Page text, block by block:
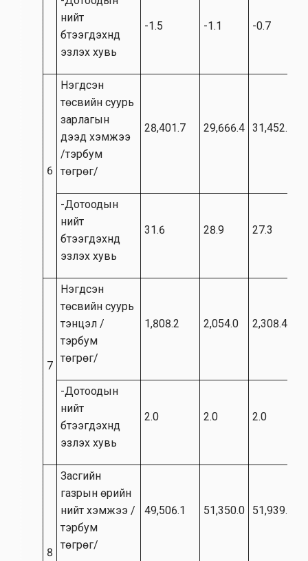
нийт
бүтээгдэхүүнд
эзлэх хувь
-1.5 -1.1 -0.7
6
Нэгдсэн
төсвийн суурь
зарлагын
дээд хэмжээ
/тэрбум
төгрөг/
28,401.7 29,666.4 31,452.6
-Дотоодын
нийт
бүтээгдэхүүнд
эзлэх хувь
31.6 28.9 27.3
7
Нэгдсэн
төсвийн суурь
тэнцэл /
тэрбум
төгрөг/
1,808.2 2,054.0 2,308.4
-Дотоодын
нийт
бүтээгдэхүүнд
эзлэх хувь
2.0 2.0 2.0
8
Засгийн
газрын өрийн
нийт хэмжээ /
тэрбум
төгрөг/
49,506.1 51,350.0 51,939.0